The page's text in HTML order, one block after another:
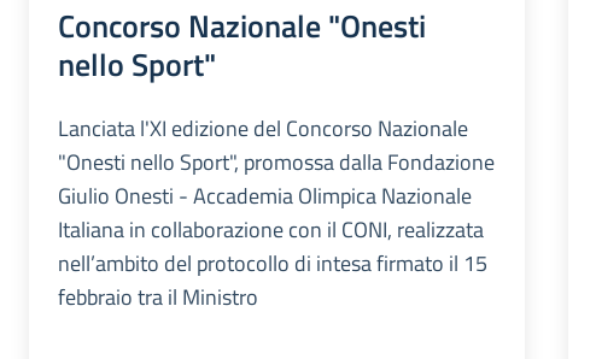
Concorso Nazionale "Onesti
nello Sport"
Lanciata l'XI edizione del Concorso Nazionale
"Onesti nello Sport", promossa dalla Fondazione
Giulio Onesti - Accademia Olimpica Nazionale
Italiana in collaborazione con il CONI, realizzata
nell’ambito del protocollo di intesa firmato il 15
febbraio tra il Ministro